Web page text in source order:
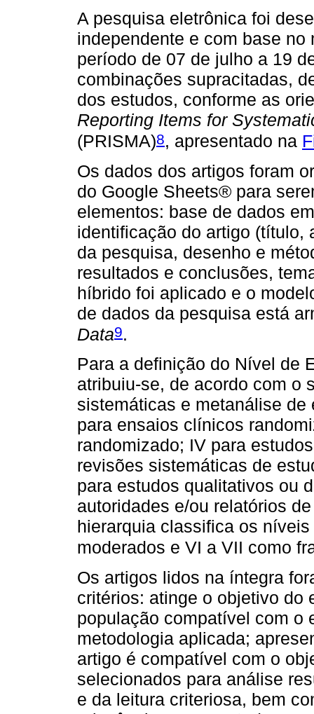
A pesquisa eletrônica foi
independente e com base
período de 07 de julho a 19
combinações supracitadas,
dos estudos, conforme as
Reporting Items for
(PRISMA)8, apresentado na
Os dados dos artigos foram
do Google Sheets® para
elementos: base de dados
identificação do artigo (título,
da pesquisa, desenho e
resultados e conclusões,
híbrido foi aplicado e o
de dados da pesquisa está
Data9.
Para a definição do Nível de
atribuiu-se, de acordo com o
sistemáticas e metanálise
para ensaios clínicos
randomizado; IV para
revisões sistemáticas de
para estudos qualitativos ou
autoridades e/ou relatórios
hierarquia classifica os
moderados e VI a VII como
Os artigos lidos na íntegra
critérios: atinge o objetivo do
população compatível com o
metodologia aplicada;
artigo é compatível com o
selecionados para análise
e da leitura criteriosa, bem